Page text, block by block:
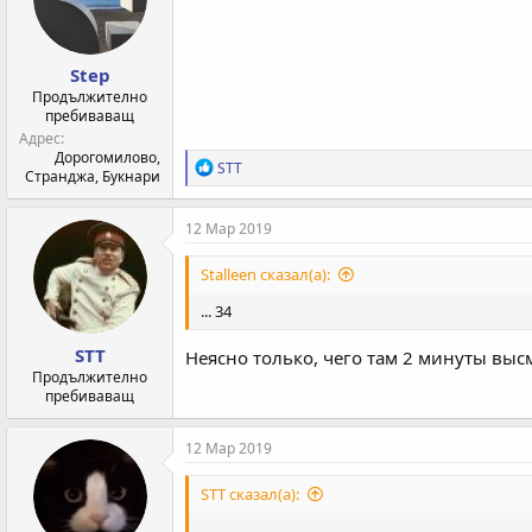
Step
Продължително
пребиваващ
Адрес
Дорогомилово,
Странджа, Букнари
Р
е
а
к
и
STT
STT
Продължително
пребиваващ
12 Мар 2019
Stalleen сказал(а):
... 34
Неясно только, чего там 2 минуты
12 Мар 2019
STT сказал(а):